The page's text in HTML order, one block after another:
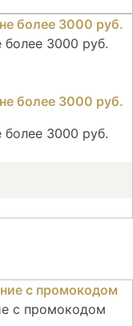
3000 руб.
3000 руб.
с промокодом